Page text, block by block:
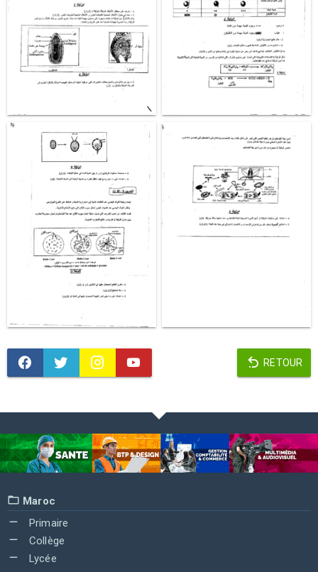
RETOUR
Maroc
Primaire
Collège
Lycée